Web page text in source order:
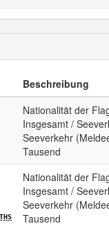
Beschreibung
Nationalität der
Insgesamt /
Seeverkehr
Tausend
Nationalität der
Insgesamt /
Seeverkehr
Tausend